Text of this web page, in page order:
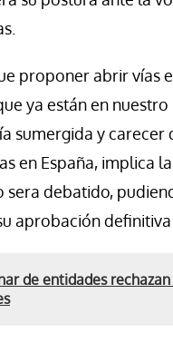
proponer abrir vías
ya están en
sumergida y carecer
en España, implica
debatido,
aprobación
de entidades